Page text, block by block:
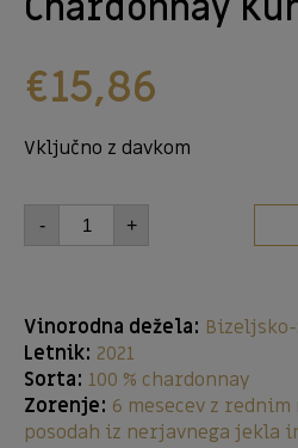
€15,86
Vključno z davkom
- +
Vinorodna dežela:
Letnik: 2021
Sorta: 100 % chardonnay
Zorenje: 6 mesecev z
posodah iz nerjavnega jekla